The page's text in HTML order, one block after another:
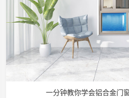
一分钟教你学会铝合金门